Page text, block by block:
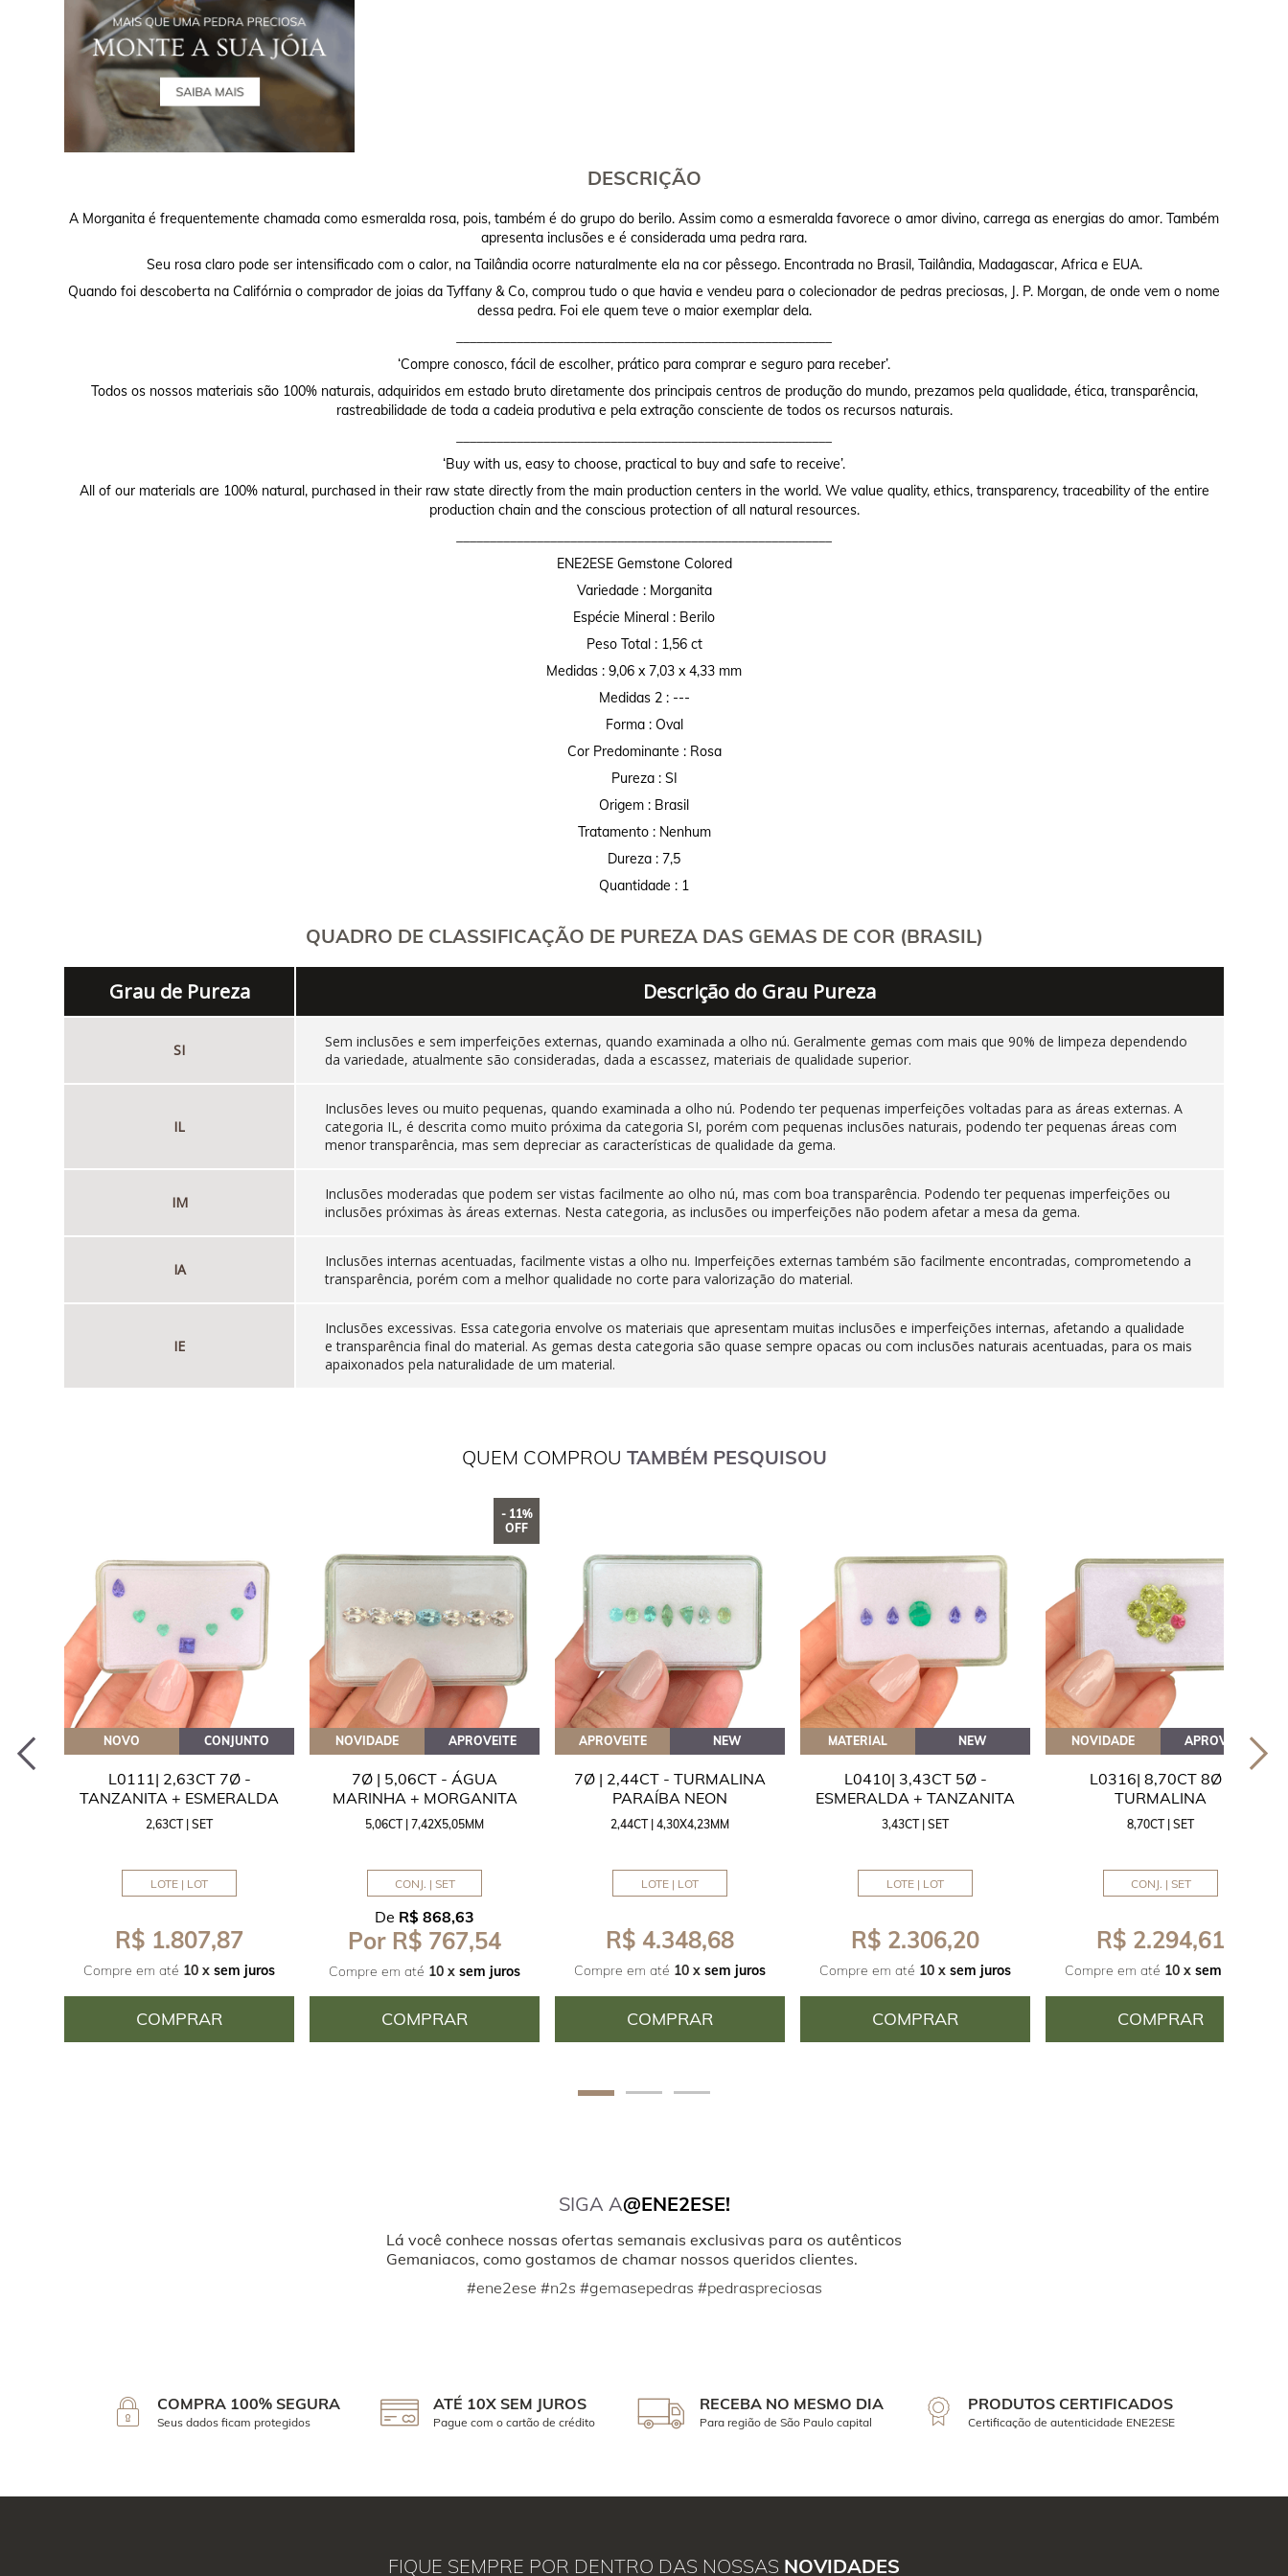
DESCRIÇÃO
A Morganita é frequentemente chamada como esmeralda rosa, pois, também é do grupo do berilo. Assim como a esmeralda favorece o amor divino, carrega as energias do amor. Também
apresenta inclusões e é considerada uma pedra rara.
Seu rosa claro pode ser intensificado com o calor, na Tailândia ocorre naturalmente ela na cor pêssego. Encontrada no Brasil, Tailândia, Madagascar, Africa e EUA.
Quando foi descoberta na Califórnia o comprador de joias da Tyffany & Co, comprou tudo o que havia e vendeu para o colecionador de pedras preciosas, J. P. Morgan, de onde vem o nome
dessa pedra. Foi ele quem teve o maior exemplar dela.
‘Compre conosco, fácil de escolher, prático para comprar e seguro para receber’.
Todos os nossos materiais são 100% naturais, adquiridos em estado bruto diretamente dos principais centros de produção do mundo, prezamos pela qualidade, ética, transparência,
rastreabilidade de toda a cadeia produtiva e pela extração consciente de todos os recursos naturais.
‘Buy with us, easy to choose, practical to buy and safe to receive’.
All of our materials are 100% natural, purchased in their raw state directly from the main production centers in the world. We value quality, ethics, transparency, traceability of the entire
production chain and the conscious protection of all natural resources.
ENE2ESE Gemstone Colored
Variedade : Morganita
Espécie Mineral : Berilo
Peso Total : 1,56 ct
Medidas : 9,06 x 7,03 x 4,33 mm
Medidas 2 : ---
Forma : Oval
Cor Predominante : Rosa
Pureza : SI
Origem : Brasil
Tratamento : Nenhum
Dureza : 7,5
Quantidade : 1
QUADRO DE CLASSIFICAÇÃO DE PUREZA DAS GEMAS DE COR (BRASIL)
Grau de Pureza Descrição do Grau Pureza
SI
Sem inclusões e sem imperfeições externas, quando examinada a olho nú. Geralmente gemas com mais que 90% de limpeza dependendo
da variedade, atualmente são consideradas, dada a escassez, materiais de qualidade superior.
IL
Inclusões leves ou muito pequenas, quando examinada a olho nú. Podendo ter pequenas imperfeições voltadas para as áreas externas. A
categoria IL, é descrita como muito próxima da categoria SI, porém com pequenas inclusões naturais, podendo ter pequenas áreas com
menor transparência, mas sem depreciar as características de qualidade da gema.
IM
Inclusões moderadas que podem ser vistas facilmente ao olho nú, mas com boa transparência. Podendo ter pequenas imperfeições ou
inclusões próximas às áreas externas. Nesta categoria, as inclusões ou imperfeições não podem afetar a mesa da gema.
IA
Inclusões internas acentuadas, facilmente vistas a olho nu. Imperfeições externas também são facilmente encontradas, comprometendo a
transparência, porém com a melhor qualidade no corte para valorização do material.
IE
Inclusões excessivas. Essa categoria envolve os materiais que apresentam muitas inclusões e imperfeições internas, afetando a qualidade
e transparência final do material. As gemas desta categoria são quase sempre opacas ou com inclusões naturais acentuadas, para os mais
apaixonados pela naturalidade de um material.
QUEM COMPROU TAMBÉM PESQUISOU
NOVO CONJUNTO
L0111| 2,63CT 7Ø -
TANZANITA + ESMERALDA
2,63CT | SET
LOTE | LOT
R$ 1.807,87
Compre em até 10 x sem juros
COMPRAR
- 11%
OFF
NOVIDADE APROVEITE
7Ø | 5,06CT - ÁGUA
MARINHA + MORGANITA
5,06CT | 7,42X5,05MM
CONJ. | SET
De R$ 868,63
Por R$ 767,54
Compre em até 10 x sem juros
COMPRAR
APROVEITE NEW
7Ø | 2,44CT - TURMALINA
PARAÍBA NEON
2,44CT | 4,30X4,23MM
LOTE | LOT
R$ 4.348,68
Compre em até 10 x sem juros
COMPRAR
MATERIAL NEW
L0410| 3,43CT 5Ø -
ESMERALDA + TANZANITA
3,43CT | SET
LOTE | LOT
R$ 2.306,20
Compre em até 10 x sem juros
COMPRAR
NOVIDADE APROVEITE
L0316| 8,70CT 8Ø -
TURMALINA
8,70CT | SET
CONJ. | SET
R$ 2.294,61
Compre em até 10 x sem juros
COMPRAR
SIGA A@ENE2ESE!
Lá você conhece nossas ofertas semanais exclusivas para os autênticos
Gemaniacos, como gostamos de chamar nossos queridos clientes.
#ene2ese #n2s #gemasepedras #pedraspreciosas
COMPRA 100% SEGURA
Seus dados ficam protegidos
ATÉ 10X SEM JUROS
Pague com o cartão de crédito
RECEBA NO MESMO DIA
Para região de São Paulo capital
PRODUTOS CERTIFICADOS
Certificação de autenticidade ENE2ESE
FIQUE SEMPRE POR DENTRO DAS NOSSAS NOVIDADES